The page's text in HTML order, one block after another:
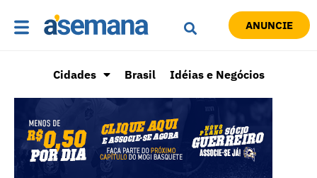
ANUNCIE
Cidades Brasil Idéias e Negócios